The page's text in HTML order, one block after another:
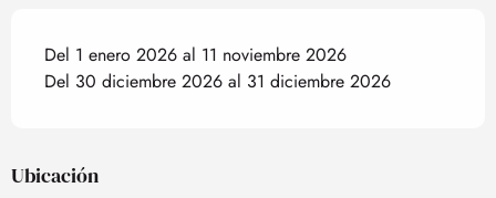
Del 1 enero 2026 al 11 noviembre 2026
Del 30 diciembre 2026 al 31 diciembre 2026
Ubicación